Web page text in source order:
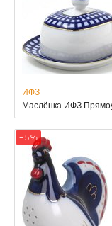
ИФЗ
Маслёнка ИФЗ
− 5 %